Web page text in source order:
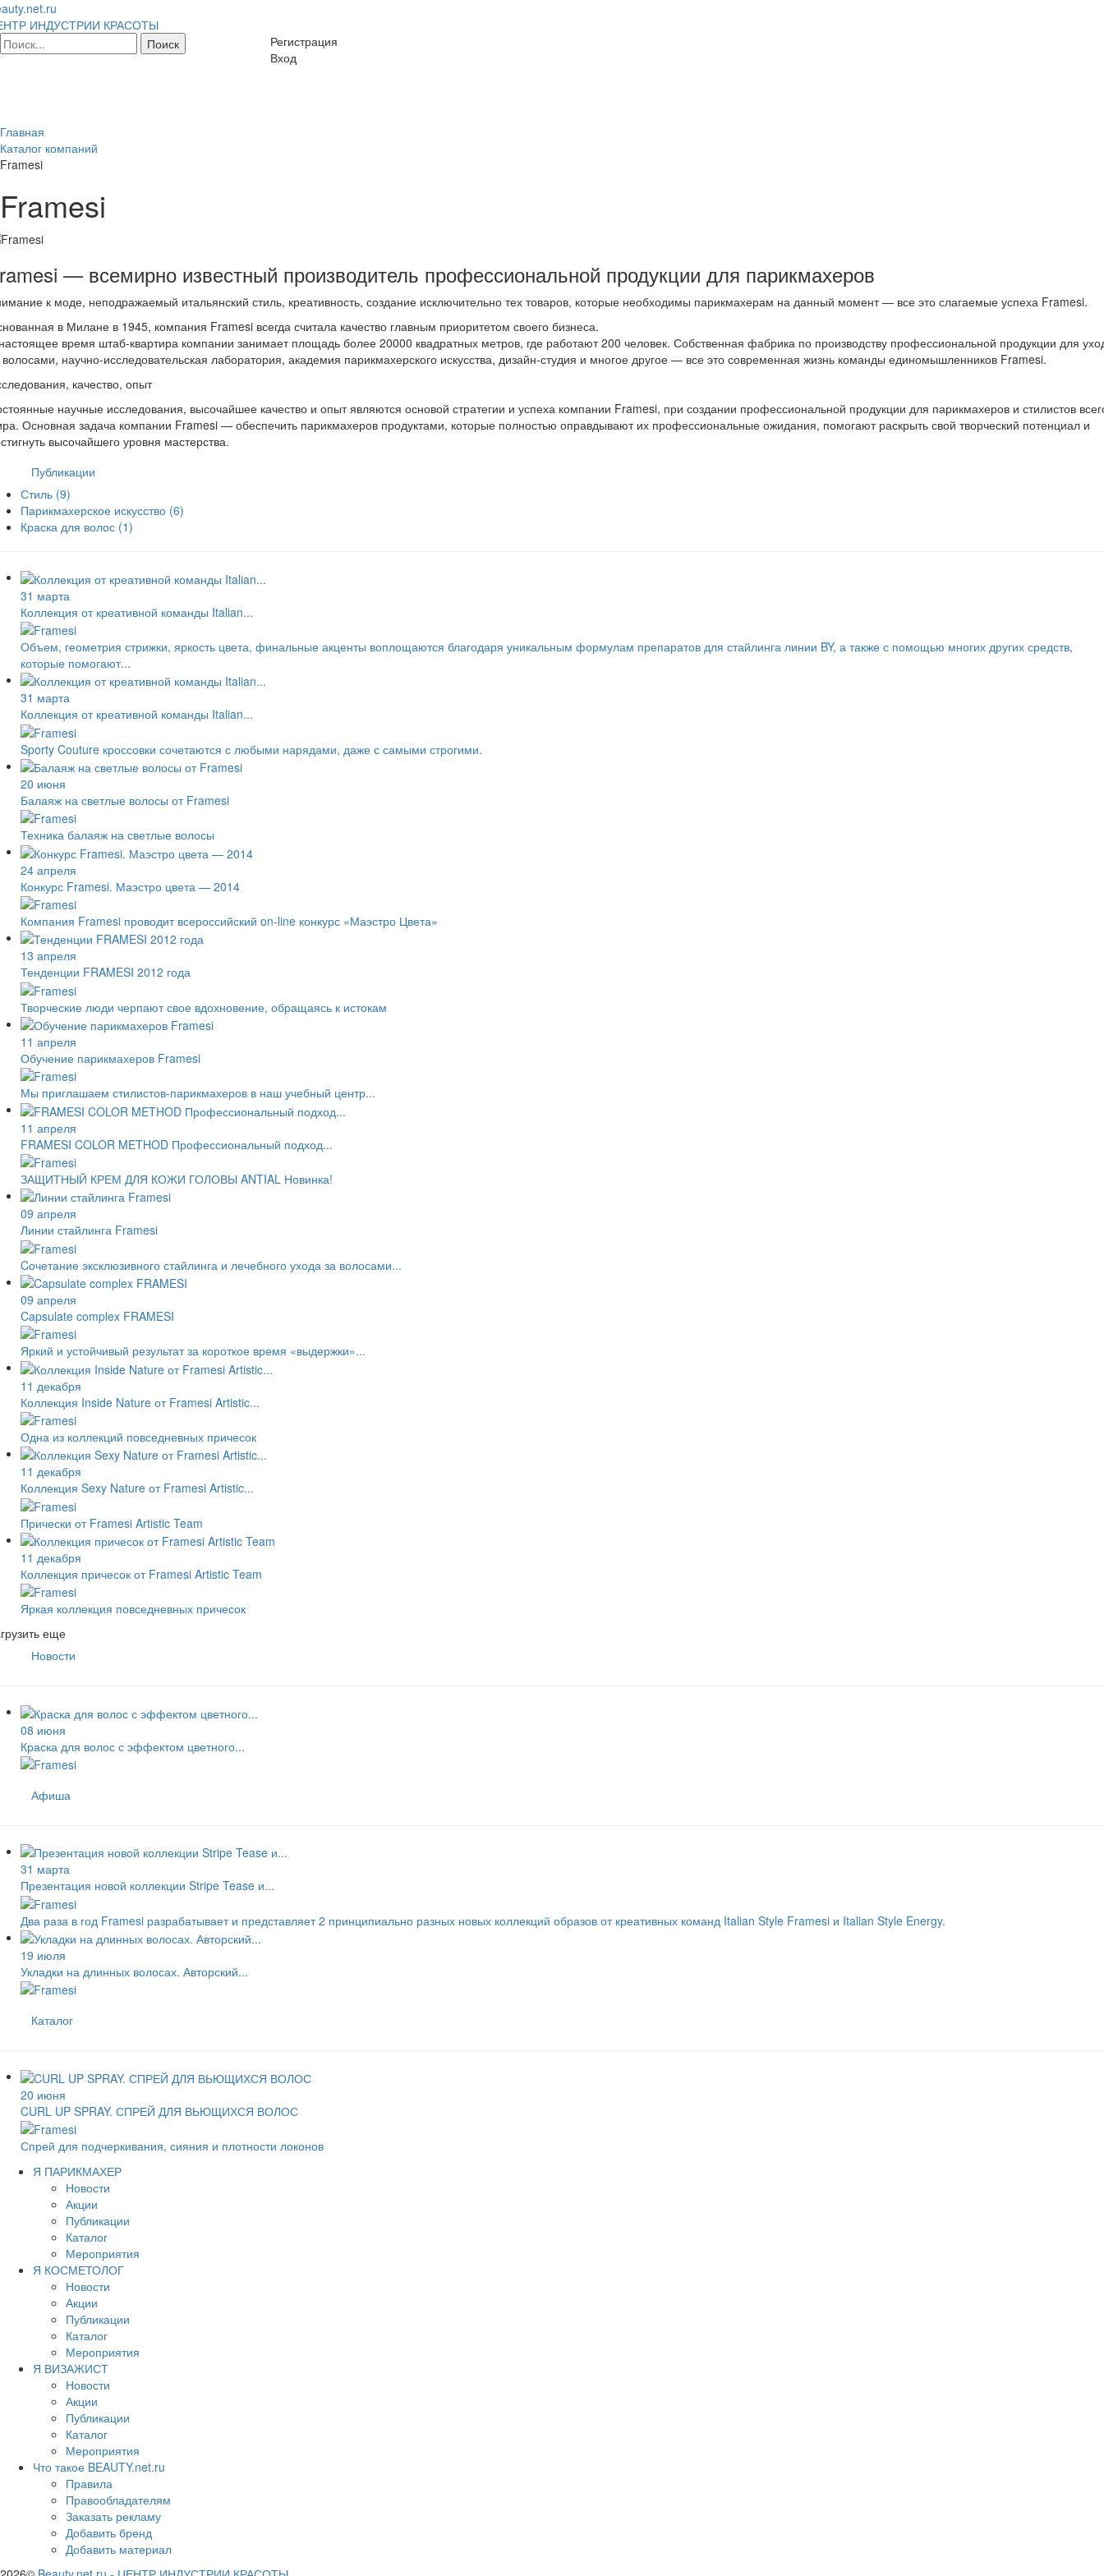
ИНДУСТРИИ КРАСОТЫ
Регистрация
Вход
Главная
Каталог компаний
Framesi
Framesi
— всемирно известный производитель профессиональной продукции для парикмахеров
к моде, неподражаемый итальянский стиль, креативность, создание исключительно тех товаров, которые необходимы парикмахерам на данный момент — все это слагаемые успеха Framesi.
в Милане в 1945, компания Framesi всегда считала качество главным приоритетом своего бизнеса.
время штаб-квартира компании занимает площадь более 20000 квадратных метров, где работают 200 человек. Собственная фабрика по производству профессиональной продукции для
волосами, научно-исследовательская лаборатория, академия парикмахерского искусства, дизайн-студия и многое другое — все это современная жизнь команды единомышленников Framesi.
качество, опыт
научные исследования, высочайшее качество и опыт являются основой стратегии и успеха компании Framesi, при создании профессиональной продукции для парикмахеров и стилистов
Основная задача компании Framesi — обеспечить парикмахеров продуктами, которые полностью оправдывают их профессиональные ожидания, помогают раскрыть свой творческий потенциал и
высочайшего уровня мастерства.
Публикации
Стиль (9)
Парикмахерское искусство (6)
Краска для волос (1)
31 марта
Коллекция от креативной команды Italian...
Объем, геометрия стрижки, яркость цвета, финальные акценты воплощаются благодаря уникальным формулам препаратов для стайлинга линии BY, а также с помощью многих других средств,
которые помогают...
31 марта
Коллекция от креативной команды Italian...
Sporty Couture кроссовки сочетаются с любыми нарядами, даже с самыми строгими.
20 июня
Балаяж на светлые волосы от Framesi
Техника балаяж на светлые волосы
24 апреля
Конкурс Framesi. Маэстро цвета — 2014
Компания Framesi проводит всероссийский on-line конкурс «Маэстро Цвета»
13 апреля
Тенденции FRAMESI 2012 года
Творческие люди черпают свое вдохновение, обращаясь к истокам
11 апреля
Обучение парикмахеров Framesi
Мы приглашаем стилистов-парикмахеров в наш учебный центр...
11 апреля
FRAMESI COLOR METHOD Профессиональный подход...
ЗАЩИТНЫЙ КРЕМ ДЛЯ КОЖИ ГОЛОВЫ ANTIAL Новинка!
09 апреля
Линии стайлинга Framesi
Cочетание эксклюзивного стайлинга и лечебного ухода за волосами...
09 апреля
Capsulate complex FRAMESI
Яркий и устойчивый результат за короткое время «выдержки»...
11 декабря
Коллекция Inside Nature от Framesi Artistic...
Одна из коллекций повседневных причесок
11 декабря
Коллекция Sexy Nature от Framesi Artistic...
Прически от Framesi Artistic Team
11 декабря
Коллекция причесок от Framesi Artistic Team
Яркая коллекция повседневных причесок
еще
Новости
08 июня
Краска для волос с эффектом цветного...
Афиша
31 марта
Презентация новой коллекции Stripe Tease и...
Два раза в год Framesi разрабатывает и представляет 2 принципиально разных новых коллекций образов от креативных команд Italian Style Framesi и Italian Style Energy.
19 июля
Укладки на длинных волосах. Авторский...
Каталог
20 июня
CURL UP SPRAY. СПРЕЙ ДЛЯ ВЬЮЩИХСЯ ВОЛОС
Спрей для подчеркивания, сияния и плотности локонов
Я ПАРИКМАХЕР
Новости
Акции
Публикации
Каталог
Мероприятия
Я КОСМЕТОЛОГ
Новости
Акции
Публикации
Каталог
Мероприятия
Я ВИЗАЖИСТ
Новости
Акции
Публикации
Каталог
Мероприятия
Что такое BEAUTY.net.ru
Правила
Правообладателям
Заказать рекламу
Добавить бренд
Добавить материал